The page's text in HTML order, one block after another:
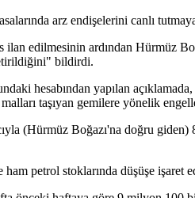
arz endişelerini canlı
edilmesinin ardından Hürmüz
bildirdi.
hesabından yapılan açıklamada,
taşıyan gemilere yönelik
(Hürmüz Boğazı'na doğru
petrol stoklarında düşüşe işaret